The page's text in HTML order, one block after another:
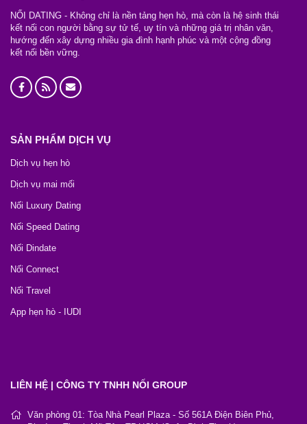
NỐI DATING - Không chỉ là nền tảng hẹn hò, mà còn là hệ sinh thái
kết nối con người bằng sự tử tế, uy tín và những giá trị nhân văn,
hướng đến xây dựng nhiều gia đình hạnh phúc và một cộng đồng
kết nối bền vững.
SẢN PHẨM DỊCH VỤ
Dịch vụ hẹn hò
Dịch vụ mai mối
Nối Luxury Dating
Nối Speed Dating
Nối Dindate
Nối Connect
Nối Travel
App hẹn hò - IUDI
LIÊN HỆ | CÔNG TY TNHH NỐI GROUP
Văn phòng 01: Tòa Nhà Pearl Plaza - Số 561A Điện Biên Phủ,